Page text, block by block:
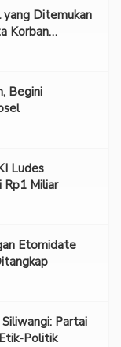
yang Ditemukan
Korban
Begini
Ludes
Rp1 Miliar
Etomidate
Partai
Politik